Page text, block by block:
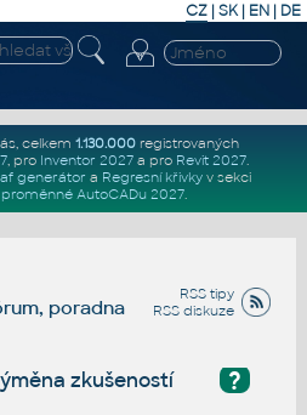
CZ | SK| EN | DE
celkem 1.130.000registrovaných
, pro Inventor 2027a pro Revit 2027.
generátor a Regresní křivkyv sekci
proměnné AutoCADu 2027.
RSS tipy
RSS diskuze
poradna
?
zkušeností